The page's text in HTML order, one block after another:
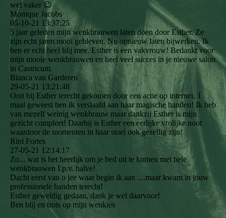
wel vaker 😉
Monique Jacobs
05-10-21 13:37:25
5 jaar geleden mijn wenkbrauwen laten doen door Esther. Ze
zijn echt jaren mooi gebleven. Nu opnieuw laten bijwerken. Ik
ben er echt heel blij mee. Esther is een vakvrouw! Bedankt voor
mijn mooie wenkbrauwen en heel veel succes in je nieuwe salon
in Castricum.
Bianca van Garderen
29-05-21 13:21:48
Ooit bij Esther terecht gekomen door een actie op internet, 1
maal geweest ben ik verslaafd aan haar magische handen! Ik heb
van mezelf weinig wenkbrauw maar dankzij Esther is mijn
gezicht compleet! Daarbij is Esther een eerlijke vrolijke noot
waardoor de momenten in haar stoel ook gezellig zijn!
Rini Fortes
27-05-21 12:14:17
Zo... wat is het heerlijk om je bed uit te komen met hele
wenkbrauwen I.p.v. halve!
Dacht eerst van o jee waar begin ik aan ....maar kwam in jouw
professionele handen terecht!
Esther geweldig gedaan, dank je wel daarvoor!
Ben blij en trots op mijn wenkies